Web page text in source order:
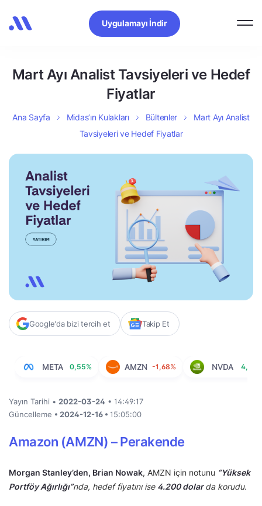
Uygulamayı İndir
Mart Ayı Analist Tavsiyeleri ve Hedef
Fiyatlar
Ana Sayfa Midas’ın Kulakları Bültenler
Mart Ayı Analist
Tavsiyeleri ve Hedef Fiyatlar
Google'da bizi tercih et Takip Et
META 0,55% AMZN -1,68% NVDA 4,11%
Yayın Tarihi • 2022-03-24 • 14:49:17
Güncelleme • 2024-12-16 • 15:05:00
Amazon (AMZN) – Perakende
Morgan Stanley’den, Brian Nowak, AMZN için notunu “Yüksek
Portföy Ağırlığı”nda, hedef fiyatını ise 4.200 dolarda korudu.